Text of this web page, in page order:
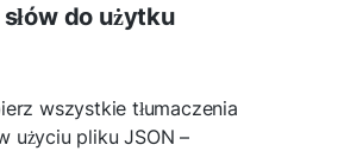
do użytku
wszystkie tłumaczenia
użyciu pliku JSON –